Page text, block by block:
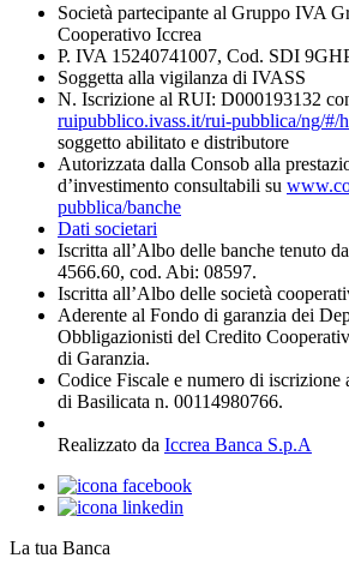
Società partecipante al Gruppo IVA
Cooperativo Iccrea
P. IVA 15240741007, Cod. SDI
Soggetta alla vigilanza di IVASS
N. Iscrizione al RUI: D000193132
ruipubblico.ivass.it/rui-pubblica/ng/#/
soggetto abilitato e distributore
Autorizzata dalla Consob alla
d’investimento consultabili su
pubblica/banche
Dati societari
Iscritta all’Albo delle banche tenuto
4566.60, cod. Abi: 08597.
Iscritta all’Albo delle società
Aderente al Fondo di garanzia dei
Obbligazionisti del Credito
di Garanzia.
Codice Fiscale e numero di iscrizione
di Basilicata n. 00114980766.
Realizzato da Iccrea Banca S.p.A
La tua Banca